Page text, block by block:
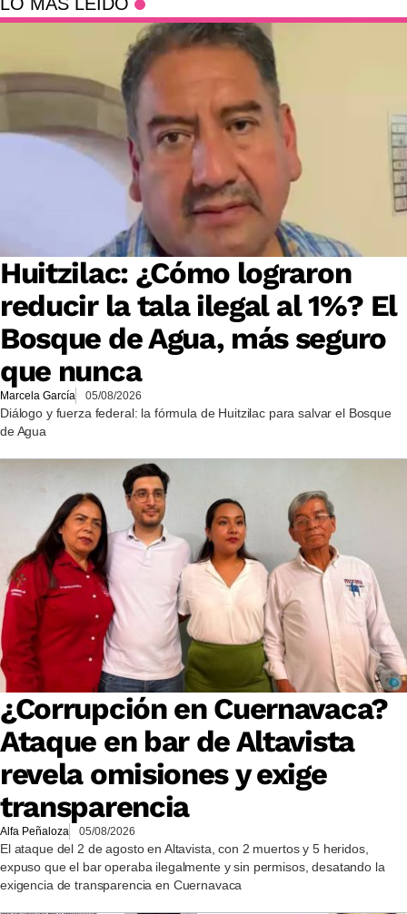
LO MÁS LEÍDO
Huitzilac: ¿Cómo lograron
reducir la tala ilegal al 1%? El
Bosque de Agua, más seguro
que nunca
Marcela García 05/08/2026
Diálogo y fuerza federal: la fórmula de Huitzilac para salvar el Bosque
de Agua
¿Corrupción en Cuernavaca?
Ataque en bar de Altavista
revela omisiones y exige
transparencia
Alfa Peñaloza 05/08/2026
El ataque del 2 de agosto en Altavista, con 2 muertos y 5 heridos,
expuso que el bar operaba ilegalmente y sin permisos, desatando la
exigencia de transparencia en Cuernavaca